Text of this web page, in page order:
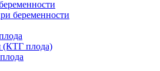
беременности
(КТГ плода)